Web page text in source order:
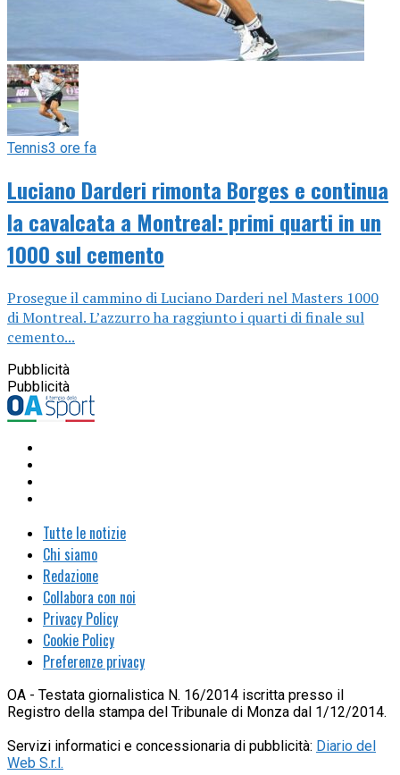
Tennis3 ore fa
Luciano Darderi rimonta Borges e continua
la cavalcata a Montreal: primi quarti in un
1000 sul cemento
Prosegue il cammino di Luciano Darderi nel Masters 1000
di Montreal. L’azzurro ha raggiunto i quarti di finale sul
cemento...
Pubblicità
Pubblicità
Tutte le notizie
Chi siamo
Redazione
Collabora con noi
Privacy Policy
Cookie Policy
Preferenze privacy
OA - Testata giornalistica N. 16/2014 iscritta presso il
Registro della stampa del Tribunale di Monza dal 1/12/2014.
Servizi informatici e concessionaria di pubblicità: Diario del
Web S.r.l.